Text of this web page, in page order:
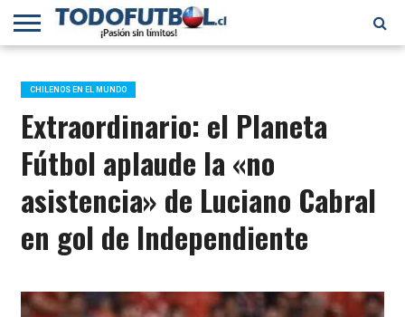
PRIMERA
B
SELECCIÓN
CHILENA
CHILENOS
EN EL
MUNDO
FÚTBOL
INTERNACIONAL
CHILENOS EN EL MUNDO
Extraordinario: el Planeta
Fútbol aplaude la «no
asistencia» de Luciano Cabral
en gol de Independiente